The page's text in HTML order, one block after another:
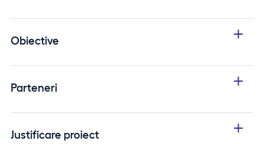
Obiective
Parteneri
Justificare proiect